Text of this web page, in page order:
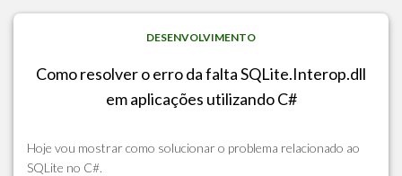
DESENVOLVIMENTO
Como resolver o erro da falta SQLite.Interop.dll
em aplicações utilizando C#
Hoje vou mostrar como solucionar o problema relacionado ao
SQLite no C#.